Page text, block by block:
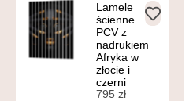
Lamele
ścienne
PCV z
nadrukiem
Afryka w
złocie i
czerni
795 zł